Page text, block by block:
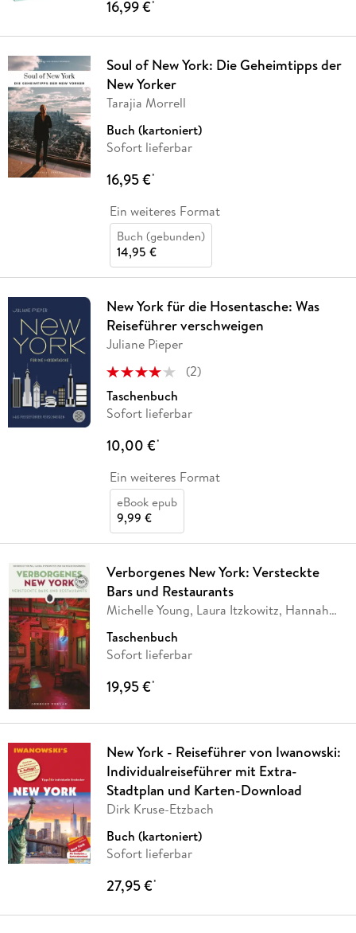
16,99 €*
Soul of New York: Die Geheimtipps der
New Yorker
Tarajia Morrell
Buch (kartoniert)
Sofort lieferbar
16,95 €*
Ein weiteres Format
Buch (gebunden)
14,95 €
New York für die Hosentasche: Was
Reiseführer verschweigen
Juliane Pieper
(2)
Taschenbuch
Sofort lieferbar
10,00 €*
Ein weiteres Format
eBook epub
9,99 €
Verborgenes New York: Versteckte
Bars und Restaurants
Michelle Young, Laura Itzkowitz, Hannah
Taschenbuch
Sofort lieferbar
19,95 €*
New York - Reiseführer von Iwanowski:
Individualreiseführer mit Extra-
Stadtplan und Karten-Download
Dirk Kruse-Etzbach
Buch (kartoniert)
Sofort lieferbar
27,95 €*